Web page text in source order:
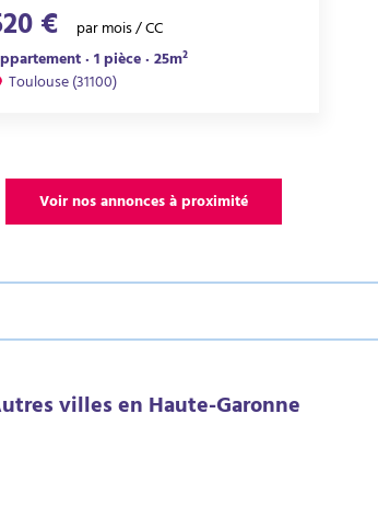
€
par mois / CC
· 1 pièce · 25m²
Toulouse (31100)
Voir nos annonces à proximité
villes en Haute-Garonne